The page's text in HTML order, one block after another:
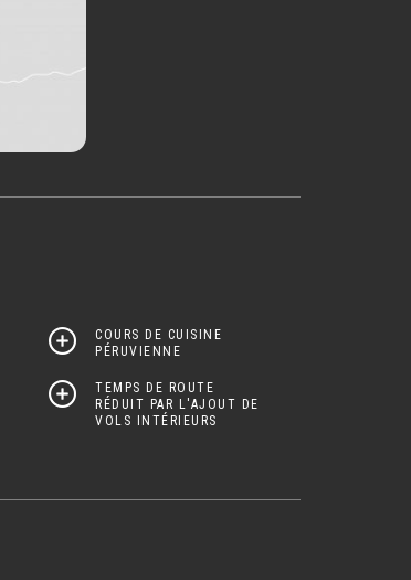
COURS DE CUISINE
PÉRUVIENNE
TEMPS DE ROUTE
RÉDUIT PAR L'AJOUT DE
VOLS INTÉRIEURS